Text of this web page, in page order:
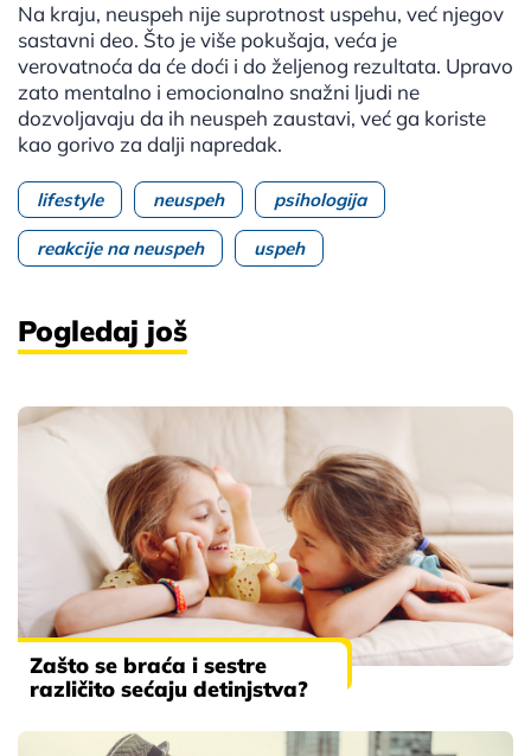
Na kraju, neuspeh nije suprotnost uspehu, već njegov
sastavni deo. Što je više pokušaja, veća je
verovatnoća da će doći i do željenog rezultata. Upravo
zato mentalno i emocionalno snažni ljudi ne
dozvoljavaju da ih neuspeh zaustavi, već ga koriste
kao gorivo za dalji napredak.
lifestyle neuspeh psihologija
reakcije na neuspeh uspeh
Pogledaj još
Zašto se braća i sestre
različito sećaju detinjstva?